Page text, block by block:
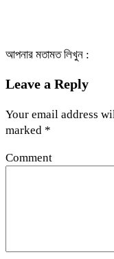
আপনার মতামত লিখুন :
Leave a Reply
Your email address
marked *
Comment